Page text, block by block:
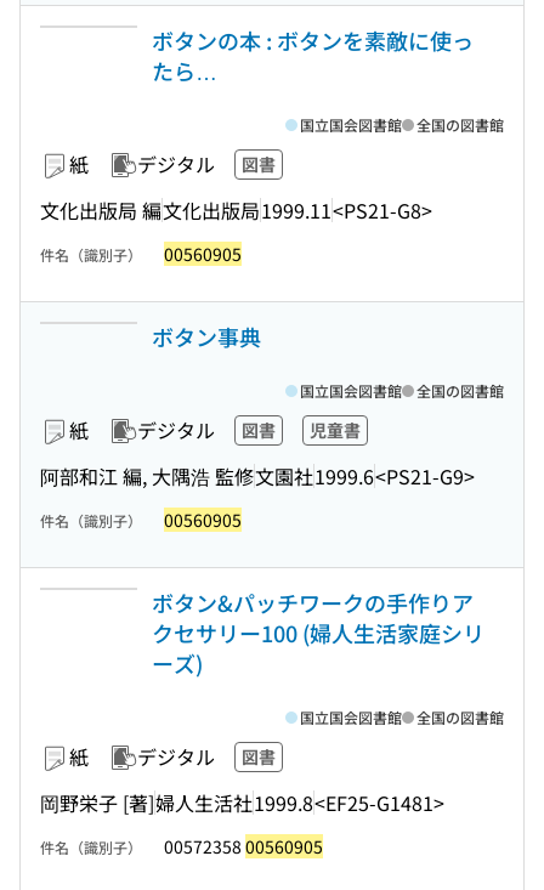
ボタンの本 : ボタンを素敵に使っ
たら…
紙 デジタル 図書
文化出版局 編文化出版局1999.11<PS21-G8>
国立国会図書館 全国の図書館
件名（識別子） 00560905
ボタン事典
紙 デジタル 図書 児童書
阿部和江 編, 大隅浩 監修文園社1999.6<PS21-G9>
国立国会図書館 全国の図書館
件名（識別子） 00560905
ボタン&パッチワークの手作りア
クセサリー100 (婦人生活家庭シリ
ーズ)
紙 デジタル 図書
岡野栄子 [著]婦人生活社1999.8<EF25-G1481>
国立国会図書館 全国の図書館
件名（識別子） 00572358 00560905